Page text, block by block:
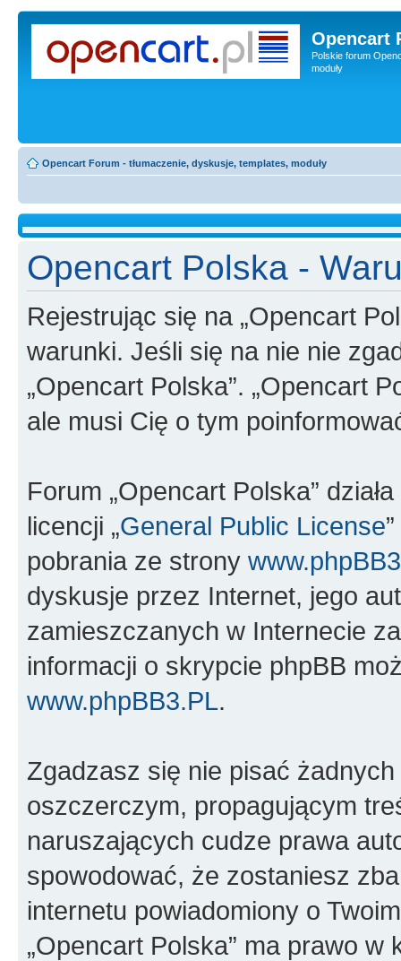
Opencart
Polskie forum
moduły
Opencart Forum - tłumaczenie, dyskusje, templates, moduły
Opencart Polska -
Rejestrując się na „Opencart
warunki. Jeśli się na nie nie
„Opencart Polska”. „Opencart
ale musi Cię o tym
Forum „Opencart Polska”
licencji „General Public License
pobrania ze strony
dyskusje przez Internet, jego
zamieszczanych w Internecie
informacji o skrypcie phpBB
www.phpBB3.PL.
Zgadzasz się nie pisać
oszczerczym, propagującym
naruszających cudze prawa
spowodować, że zostaniesz
internetu powiadomiony o
„Opencart Polska” ma prawo